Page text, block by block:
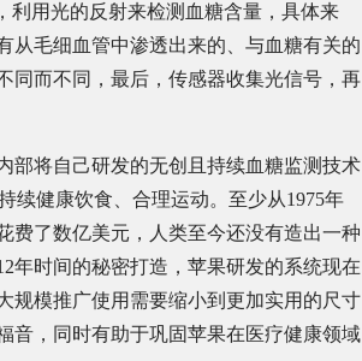
利用光的反射来检测血糖含量，具体来
从毛细血管中渗透出来的、与血糖有关的
同而不同，最后，传感器收集光信号，再
部将自己研发的无创且持续血糖监测技术
续健康饮食、合理运动。至少从1975年
费了数亿美元，人类至今还没有造出一种
年时间的秘密打造，苹果研发的系统现在
规模推广使用需要缩小到更加实用的尺寸
音，同时有助于巩固苹果在医疗健康领域